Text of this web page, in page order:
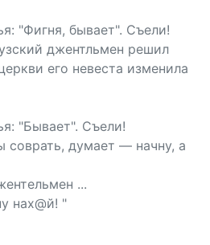
"Фигня, бывает". Съели!
джентльмен решил
его невеста изменила
"Бывает". Съели!
соврать, думает — начну, а
...
нах@й! "